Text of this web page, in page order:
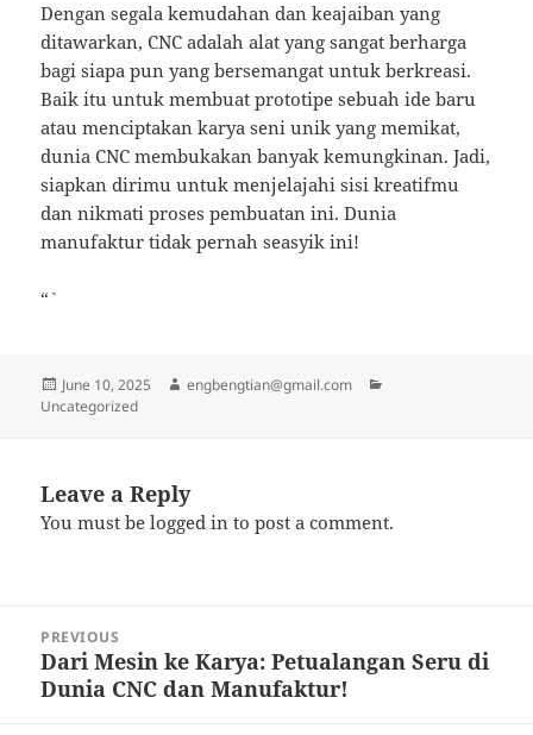
Dengan segala kemudahan dan keajaiban yang
ditawarkan, CNC adalah alat yang sangat berharga
bagi siapa pun yang bersemangat untuk berkreasi.
Baik itu untuk membuat prototipe sebuah ide baru
atau menciptakan karya seni unik yang memikat,
dunia CNC membukakan banyak kemungkinan. Jadi,
siapkan dirimu untuk menjelajahi sisi kreatifmu
dan nikmati proses pembuatan ini. Dunia
manufaktur tidak pernah seasyik ini!
“`
Posted
on
June 10, 2025 Author
engbengtian@gmail.com
Uncategorized
Leave a Reply
You must belogged in to post a comment.
navigation
PREVIOUS
Previous
post:
Dari Mesin ke Karya: Petualangan Seru di
Dunia CNC dan Manufaktur!